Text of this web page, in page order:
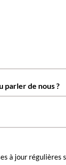
parler de nous ?
à jour